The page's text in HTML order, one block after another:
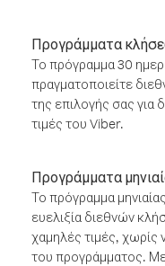
Προγράμματα
Το πρόγραμμα 30
πραγματοποιείτε
της επιλογής σας για
τιμές του Viber.
Προγράμματα
Το πρόγραμμα
ευελιξία διεθνών
χαμηλές τιμές, χωρίς
του προγράμματος.